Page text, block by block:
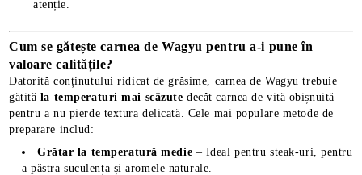
atenție.
Cum se gătește carnea de Wagyu pentru a-i pune în
valoare calitățile?
Datorită conținutului ridicat de grăsime, carnea de Wagyu trebuie
gătită la temperaturi mai scăzute decât carnea de vită obișnuită
pentru a nu pierde textura delicată. Cele mai populare metode de
preparare includ:
Grătar la temperatură medie – Ideal pentru steak-uri, pentru
a păstra suculența și aromele naturale.